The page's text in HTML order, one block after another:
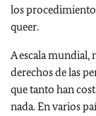
los
queer.
A escala mundial,
derechos de las
que tanto han
nada. En varios